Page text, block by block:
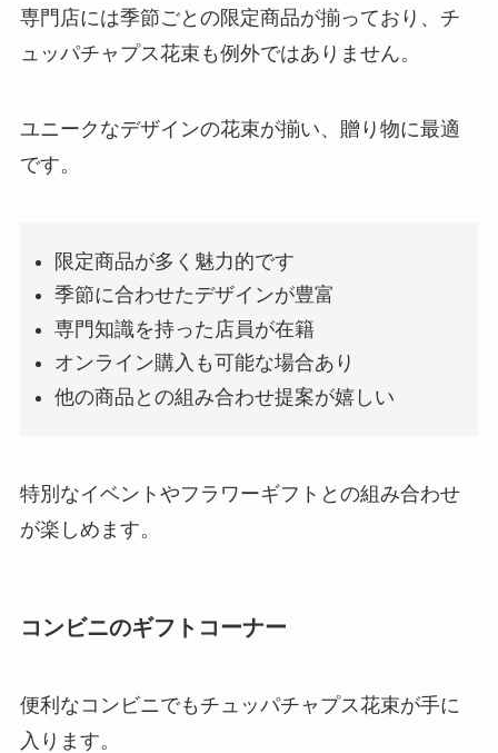
専門店には季節ごとの限定商品が揃っており、チ
ュッパチャプス花束も例外ではありません。
ユニークなデザインの花束が揃い、贈り物に最適
です。
限定商品が多く魅力的です
季節に合わせたデザインが豊富
専門知識を持った店員が在籍
オンライン購入も可能な場合あり
他の商品との組み合わせ提案が嬉しい
特別なイベントやフラワーギフトとの組み合わせ
が楽しめます。
コンビニのギフトコーナー
便利なコンビニでもチュッパチャプス花束が手に
入ります。